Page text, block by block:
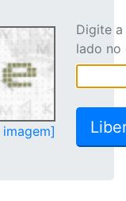
Digite
lado no